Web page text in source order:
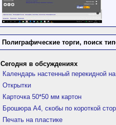
Полиграфические торги, поиск
Сегодня в обсуждениях
Календарь настенный перекидной
Открытки
Карточка 50*50 мм картон
Брошюра А4, скобы по короткой
Печать на пластике